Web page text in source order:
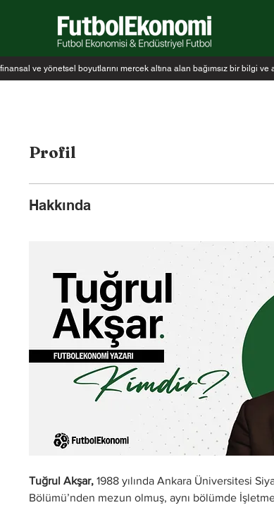
ve yönetsel boyutlarını mercek altına alan bağımsız bir bilgi ve
Profil
Hakkında
Tuğrul Akşar, 1988 yılında Ankara Üniversitesi
Bölümü’nden mezun olmuş, aynı bölümde